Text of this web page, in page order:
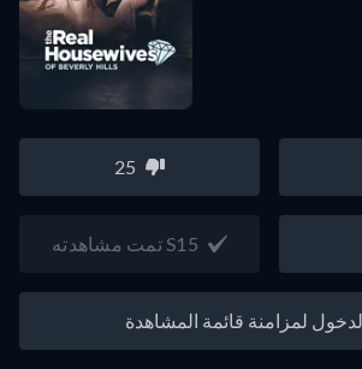
25
S15 تمت مشاهدته
لمزامنة قائمة المشاهدة